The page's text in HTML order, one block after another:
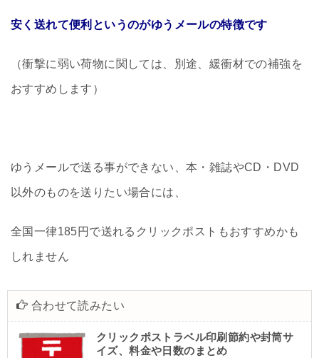
安く送れて便利というのがゆうメールの特徴です
（衝撃に弱い荷物に関しては、別途、緩衝材での補強を
おすすめします）
ゆうメールで送る事ができない、本・雑誌やCD・DVD
以外のものを送りたい場合には、
全国一律185円で送れるクリックポストもおすすめかも
しれません
合わせて読みたい
クリックポストラベル印刷節約や封筒サ
イズ、料金や日数のまとめ